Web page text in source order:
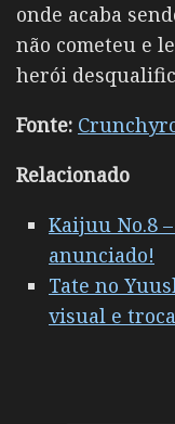
onde acaba
não cometeu e
herói
Fonte:
Relacionado
Kaijuu No.8
anunciado!
Tate no
visual e